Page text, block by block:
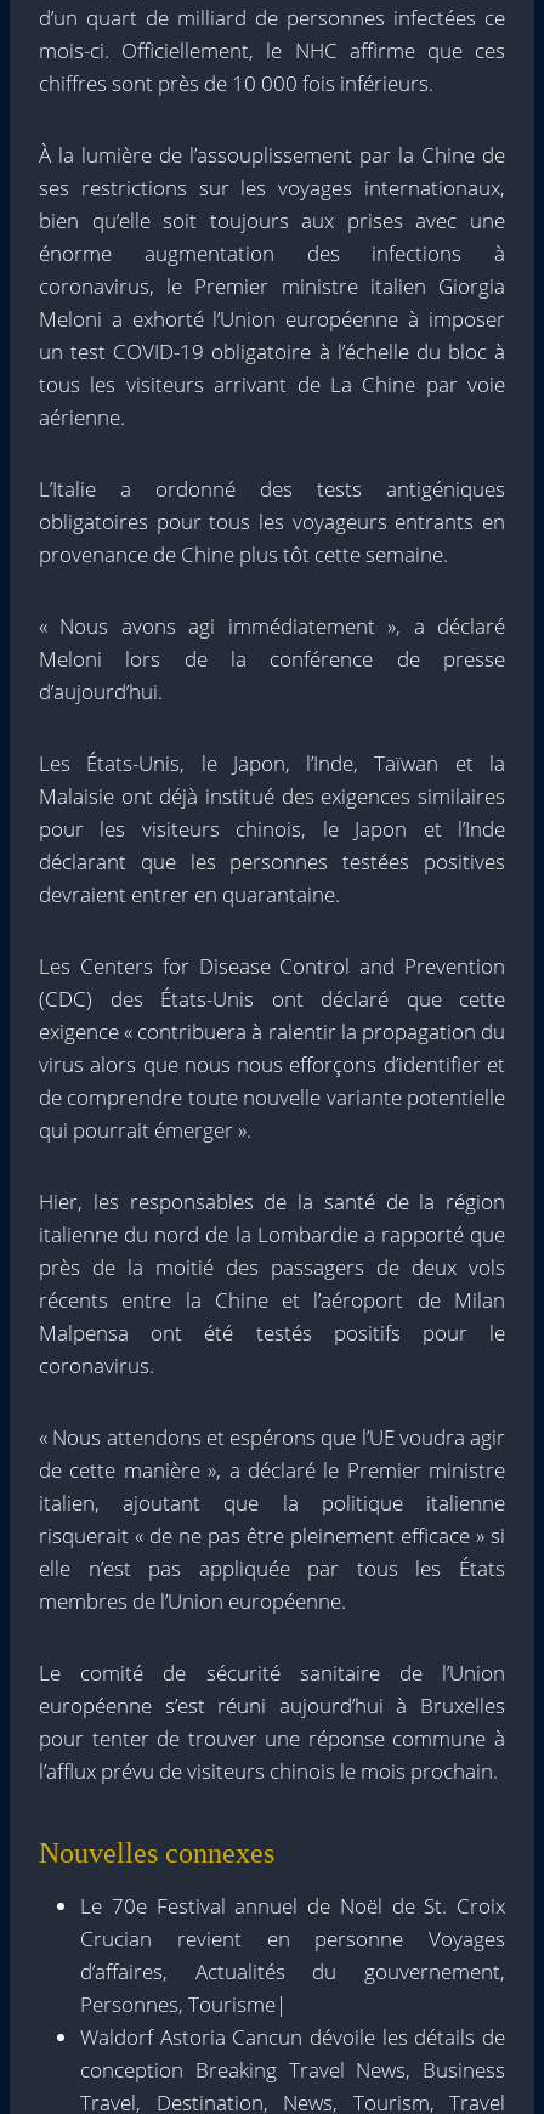
d’un quart de milliard de personnes infectées ce
mois-ci. Officiellement, le NHC affirme que ces
chiffres sont près de 10 000 fois inférieurs.
À la lumière de l’assouplissement par la Chine de
ses restrictions sur les voyages internationaux,
bien qu’elle soit toujours aux prises avec une
énorme augmentation des infections à
coronavirus, le Premier ministre italien Giorgia
Meloni a exhorté l’Union européenne à imposer
un test COVID-19 obligatoire à l’échelle du bloc à
tous les visiteurs arrivant de La Chine par voie
aérienne.
L’Italie a ordonné des tests antigéniques
obligatoires pour tous les voyageurs entrants en
provenance de Chine plus tôt cette semaine.
« Nous avons agi immédiatement », a déclaré
Meloni lors de la conférence de presse
d’aujourd’hui.
Les États-Unis, le Japon, l’Inde, Taïwan et la
Malaisie ont déjà institué des exigences similaires
pour les visiteurs chinois, le Japon et l’Inde
déclarant que les personnes testées positives
devraient entrer en quarantaine.
Les Centers for Disease Control and Prevention
(CDC) des États-Unis ont déclaré que cette
exigence « contribuera à ralentir la propagation du
virus alors que nous nous efforçons d’identifier et
de comprendre toute nouvelle variante potentielle
qui pourrait émerger ».
Hier, les responsables de la santé de la région
italienne du nord de la Lombardie a rapporté que
près de la moitié des passagers de deux vols
récents entre la Chine et l’aéroport de Milan
Malpensa ont été testés positifs pour le
coronavirus.
« Nous attendons et espérons que l’UE voudra agir
de cette manière », a déclaré le Premier ministre
italien, ajoutant que la politique italienne
risquerait « de ne pas être pleinement efficace » si
elle n’est pas appliquée par tous les États
membres de l’Union européenne.
Le comité de sécurité sanitaire de l’Union
européenne s’est réuni aujourd’hui à Bruxelles
pour tenter de trouver une réponse commune à
l’afflux prévu de visiteurs chinois le mois prochain.
Nouvelles connexes
Le 70e Festival annuel de Noël de St. Croix
Crucian revient en personne Voyages
d’affaires, Actualités du gouvernement,
Personnes, Tourisme|
Waldorf Astoria Cancun dévoile les détails de
conception Breaking Travel News, Business
Travel, Destination, News, Tourism, Travel